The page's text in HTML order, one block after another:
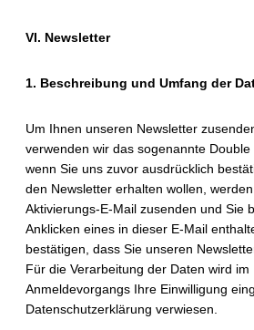
VI. Newsletter
1. Beschreibung und Umfang der
Um Ihnen unseren Newsletter
verwenden wir das sogenannte
wenn Sie uns zuvor ausdrücklich
den Newsletter erhalten wollen,
Aktivierungs-E-Mail zusenden und Sie
Anklicken eines in dieser E-Mail
bestätigen, dass Sie unseren
Für die Verarbeitung der Daten wird im
Anmeldevorgangs Ihre Einwilligung
Datenschutzerklärung verwiesen.